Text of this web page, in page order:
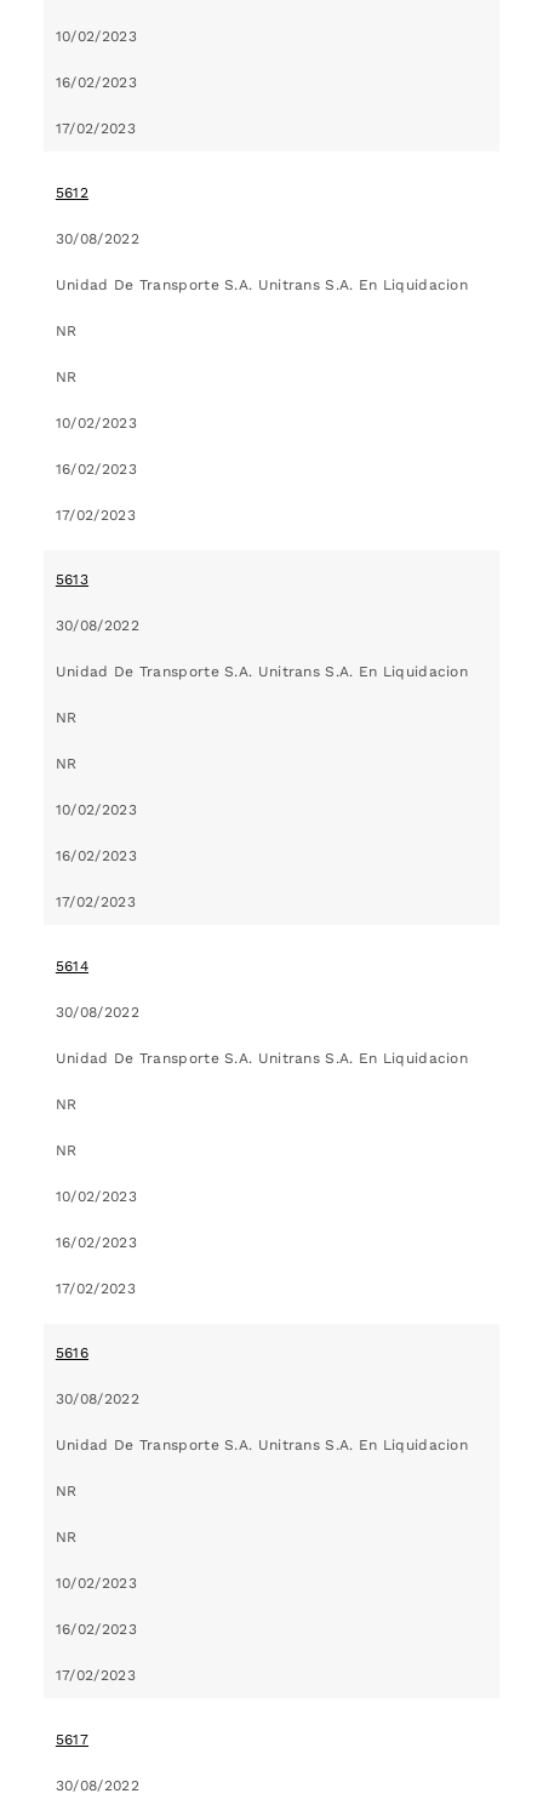
10/02/2023
16/02/2023
17/02/2023
5612
30/08/2022
Unidad De Transporte S.A. Unitrans S.A. En Liquidacion
NR
NR
10/02/2023
16/02/2023
17/02/2023
5613
30/08/2022
Unidad De Transporte S.A. Unitrans S.A. En Liquidacion
NR
NR
10/02/2023
16/02/2023
17/02/2023
5614
30/08/2022
Unidad De Transporte S.A. Unitrans S.A. En Liquidacion
NR
NR
10/02/2023
16/02/2023
17/02/2023
5616
30/08/2022
Unidad De Transporte S.A. Unitrans S.A. En Liquidacion
NR
NR
10/02/2023
16/02/2023
17/02/2023
5617
30/08/2022